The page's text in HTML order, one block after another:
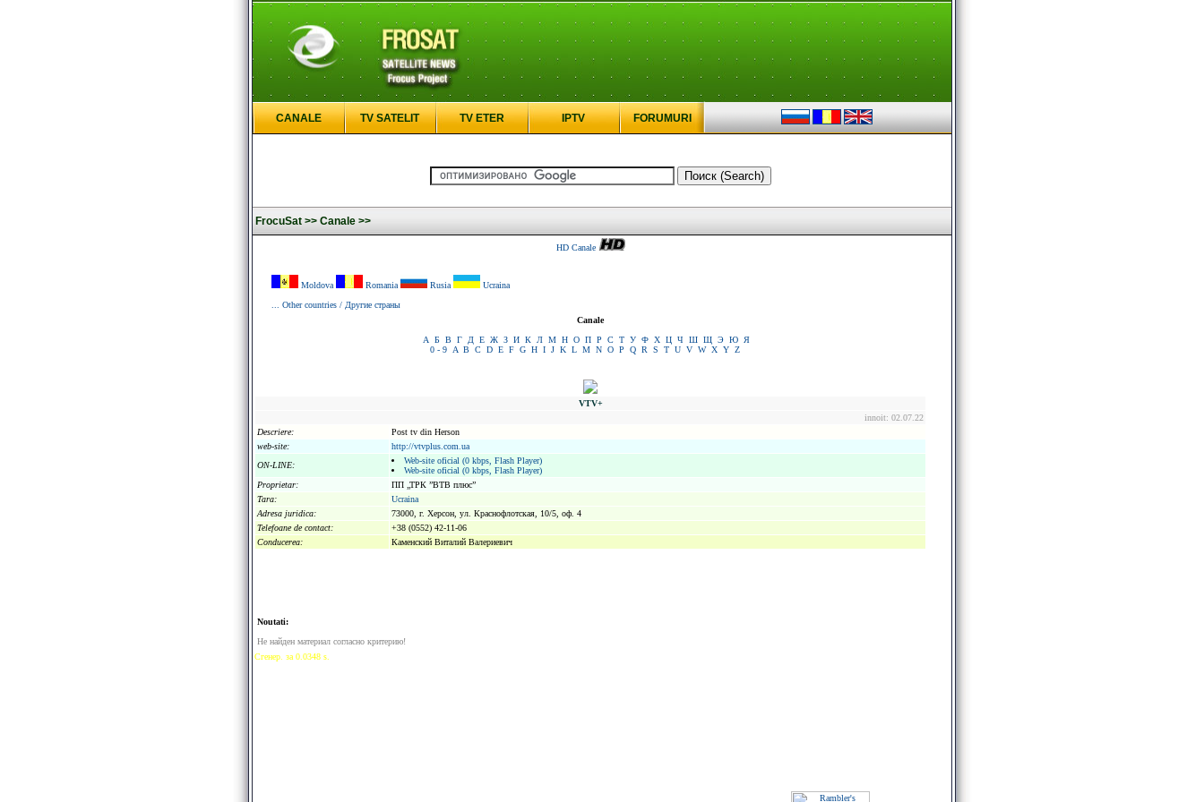
CANALE TV SATELIT TV ETER IPTV FORUMURI
FrocuSat >> Canale >>
HD Canale
Moldova Romania Rusia
Ucraina
... Other countries / Другие страны
Canale
А
Б В Г Д Е Ж З И К Л М Н О П Р С Т У Ф Х Ц Ч Ш Щ Э Ю
Я
0 - 9
A B C D E F G H I J K L M N O P Q R S T U V W X Y Z
VTV+
innoit: 02.07.22
Descriere:
Post tv din Herson
web-site:
http://vtvplus.com.ua
ON-LINE:
Web-site oficial (0 kbps, Flash Player)
Web-site oficial (0 kbps, Flash Player)
Proprietar:
ПП „ТРК ”ВТВ плюс”
Tara:
Ucraina
Adresa juridica:
73000, г. Херсон, ул. Краснофлотская, 10/5, оф. 4
Telefoane de contact:
+38 (0552) 42-11-06
Conducerea:
Каменский Виталий Валериевич
Noutati:
Не найден материал согласно критерию!
Сгенер. за 0.0348 s.